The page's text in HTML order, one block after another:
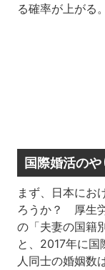
る確率が上がる。
国際婚活のや
まず、日本にお
ろうか？ 厚生
の「夫妻の国籍
と、2017年に
人同士の婚姻数